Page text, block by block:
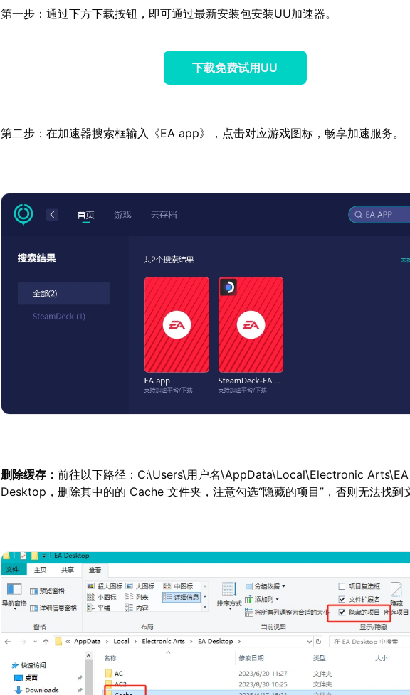
第一步：通过下方下载按钮，即可通过最新安装包安装UU加速器。
下载免费试用UU
第二步：在加速器搜索框输入《EA app》，点击对应游戏图标，畅享加速服务。
删除缓存：前往以下路径：C:\Users\用户名\AppData\Local\Electronic Arts\EA
Desktop，删除其中的的 Cache 文件夹，注意勾选“隐藏的项目”，否则无法找到